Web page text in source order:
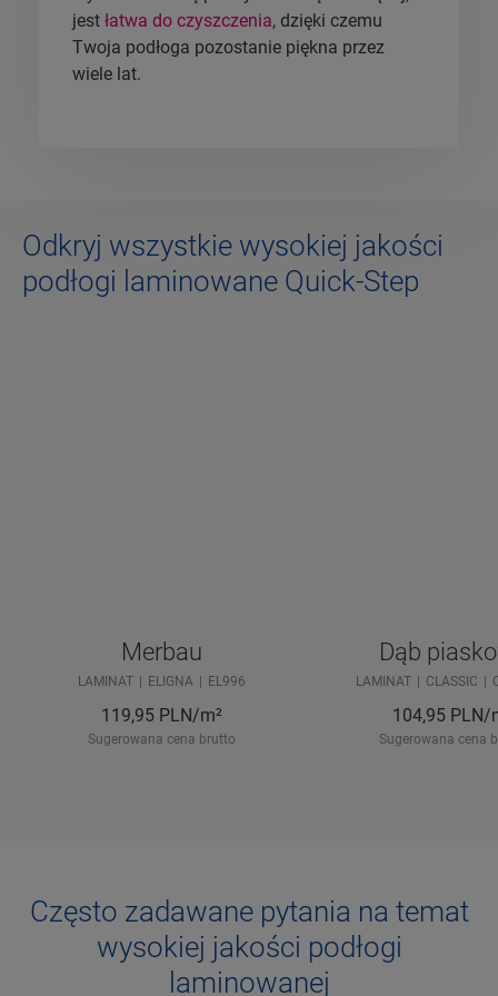
jest łatwa do czyszczenia, dzięki czemu
Twoja podłoga pozostanie piękna przez
wiele lat.
Odkryj wszystkie wysokiej jakości
podłogi laminowane Quick-Step
Merbau
LAMINAT ELIGNA EL996
119,95 PLN/m²
Sugerowana cena brutto
Dąb
LAMINAT CLASSIC
104,95 PLN/
Sugerowana cena
Często zadawane pytania na temat
wysokiej jakości podłogi
laminowanej